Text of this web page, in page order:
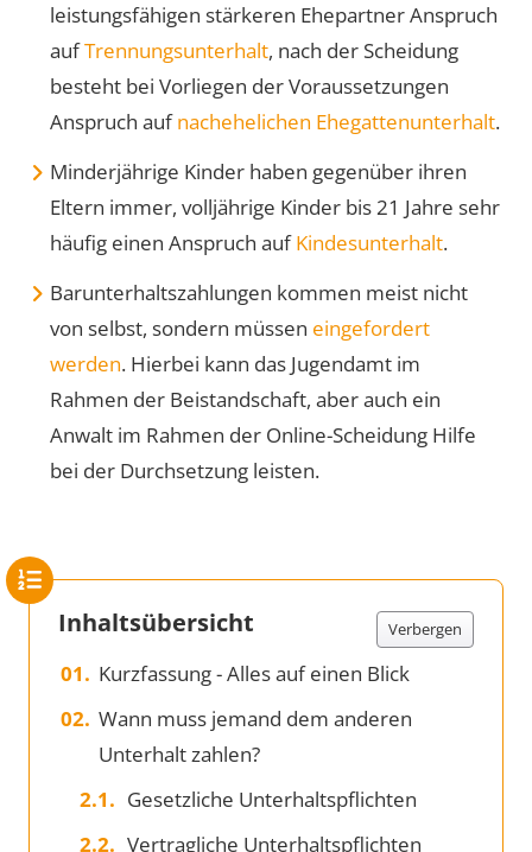
leistungsfähigen stärkeren Ehepartner Anspruch
aufTrennungsunterhalt, nach der Scheidung
besteht bei Vorliegen der Voraussetzungen
Anspruch aufnachehelichen Ehegattenunterhalt.
Minderjährige Kinder haben gegenüber ihren
Eltern immer, volljährige Kinder bis 21 Jahre sehr
häufig einen Anspruch aufKindesunterhalt.
Barunterhaltszahlungen kommen meist nicht
von selbst, sondern müssen eingefordert
werden. Hierbei kann das Jugendamt im
Rahmen der Beistandschaft, aber auch ein
Anwalt im Rahmen der Online-Scheidung Hilfe
bei der Durchsetzung leisten.
Inhaltsübersicht Verbergen
Kurzfassung - Alles auf einen Blick
Wann muss jemand dem anderen
Unterhalt zahlen?
Gesetzliche Unterhaltspflichten
Vertragliche Unterhaltspflichten